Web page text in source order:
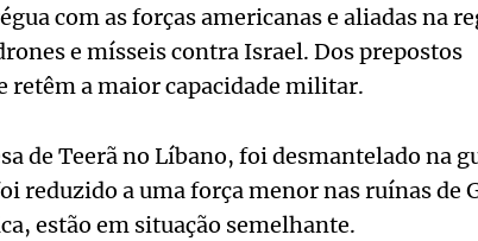
com as forças americanas e aliadas na
e mísseis contra Israel. Dos prepostos
retêm a maior capacidade militar.
de Teerã no Líbano, foi desmantelado na
reduzido a uma força menor nas ruínas de
estão em situação semelhante.